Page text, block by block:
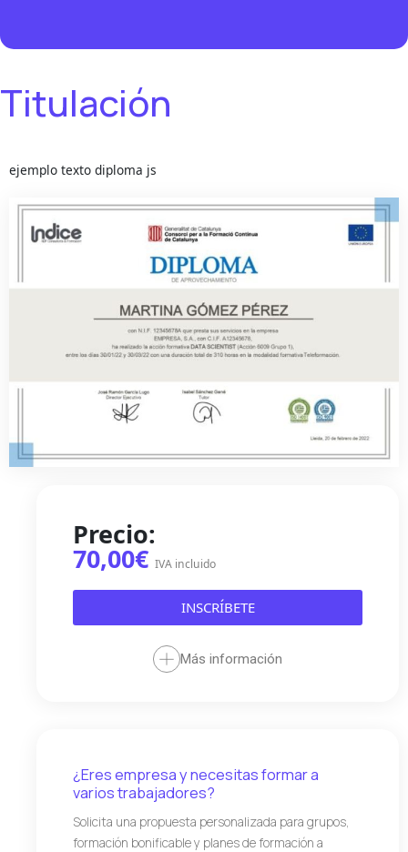
Titulación
ejemplo texto diploma js
Precio:
70,00€ IVA incluido
INSCRÍBETE
Más información
¿Eres empresa y necesitas formar a
varios trabajadores?
Solicita una propuesta personalizada para grupos,
formación bonificable y planes de formación a